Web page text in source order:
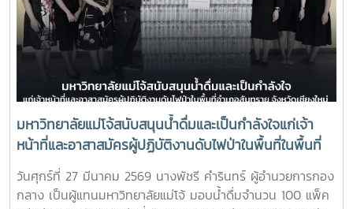
มหาวิทยาลัยแม่โจ้สนับสนุนน้ำดื่มและเป็นกำลังใจแก่เจ้า
หน้าที่และอาสาสมัครผู้ปฏิบัติงานดับไฟป่าในพื้นที่ในพื้นที่
อำเภอสันทราย จังหวัดเชียงใหม่
วันศุกร์ที่ 27 มีนาคม 2569 นางพัชรี คำรินทร์ ผู้อำนวยการกอง
กลาง เป็นผู้แทนมหาวิทยาลัยแม่โจ้ มอบน้ำดื่มจำนวน 100 แพ็ค